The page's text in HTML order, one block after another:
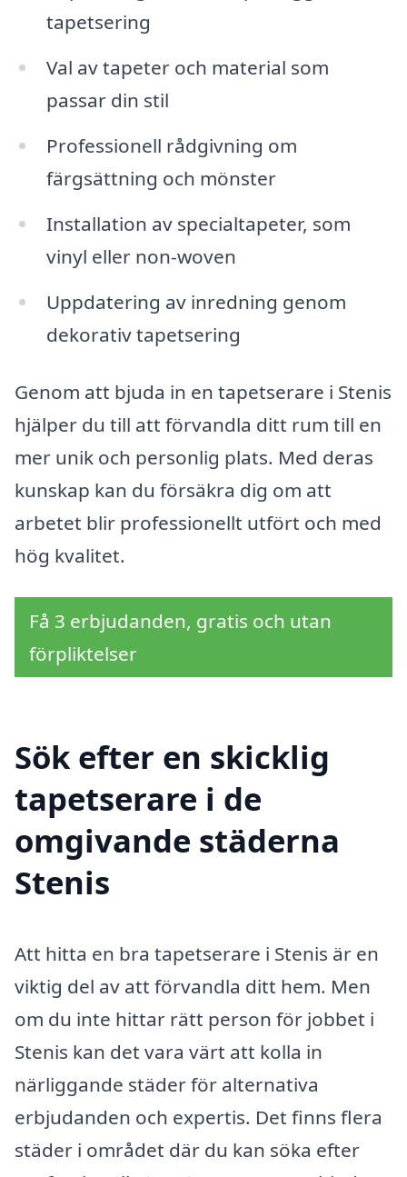
tapetsering
Val av tapeter och material som
passar din stil
Professionell rådgivning om
färgsättning och mönster
Installation av specialtapeter, som
vinyl eller non-woven
Uppdatering av inredning genom
dekorativ tapetsering
Genom att bjuda in en tapetserare i Stenis
hjälper du till att förvandla ditt rum till en
mer unik och personlig plats. Med deras
kunskap kan du försäkra dig om att
arbetet blir professionellt utfört och med
hög kvalitet.
Få 3 erbjudanden, gratis och utan
förpliktelser
Sök efter en skicklig
tapetserare i de
omgivande städerna
Stenis
Att hitta en bra tapetserare i Stenis är en
viktig del av att förvandla ditt hem. Men
om du inte hittar rätt person för jobbet i
Stenis kan det vara värt att kolla in
närliggande städer för alternativa
erbjudanden och expertis. Det finns flera
städer i området där du kan söka efter